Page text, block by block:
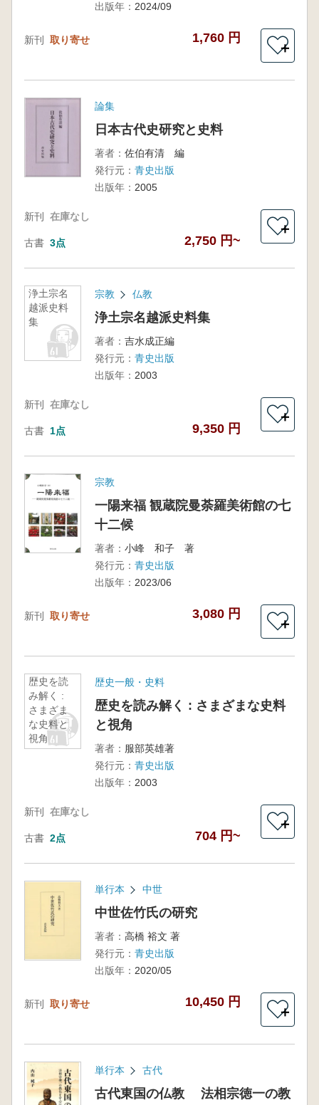
出版年： 2024/09
新刊 取り寄せ 1,760 円
＋
論集
日本古代史研究と史料
著者： 佐伯有清 編
発行元： 青史出版
出版年： 2005
新刊 在庫なし
古書 3点 2,750 円~
＋
浄土宗名
越派史料
集
宗教 仏教
浄土宗名越派史料集
著者： 吉水成正編
発行元： 青史出版
出版年： 2003
新刊 在庫なし
古書 1点 9,350 円
＋
宗教
一陽来福 観蔵院曼荼羅美術館の七
十二候
著者： 小峰 和子 著
発行元： 青史出版
出版年： 2023/06
新刊 取り寄せ 3,080 円
＋
歴史を読
み解く :
さまざま
な史料と
視角
歴史一般・史料
歴史を読み解く : さまざまな史料
と視角
著者： 服部英雄著
発行元： 青史出版
出版年： 2003
新刊 在庫なし
古書 2点 704 円~
＋
単行本 中世
中世佐竹氏の研究
著者： 高橋 裕文 著
発行元： 青史出版
出版年： 2020/05
新刊 取り寄せ 10,450 円
＋
単行本 古代
古代東国の仏教 法相宗徳一の教